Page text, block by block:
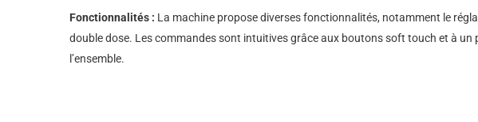
Fonctionnalités : La machine propose diverses fonctionnalités, notamment le
double dose. Les commandes sont intuitives grâce aux boutons soft touch et à
l’ensemble.